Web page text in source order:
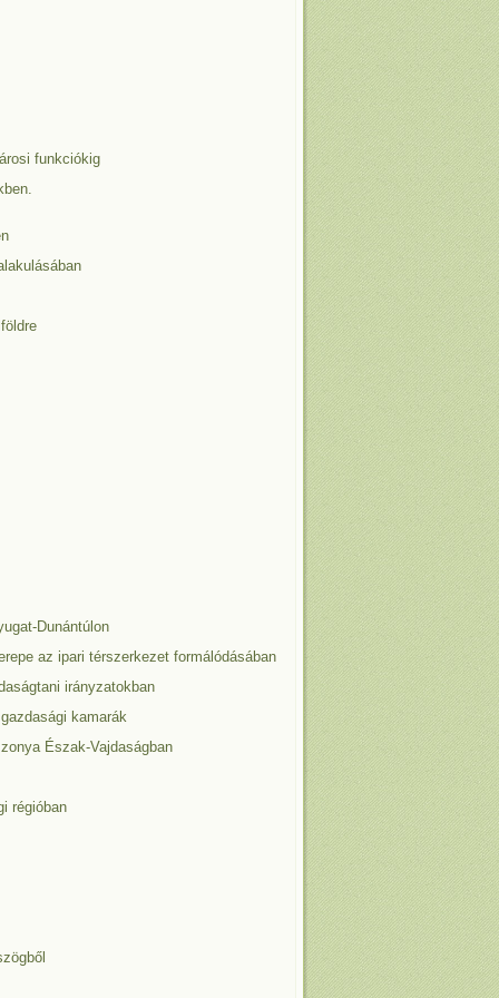
funkciókig
Dunántúlon
az ipari térszerkezet formálódásában
irányzatokban
kamarák
Észak-Vajdaságban
régióban